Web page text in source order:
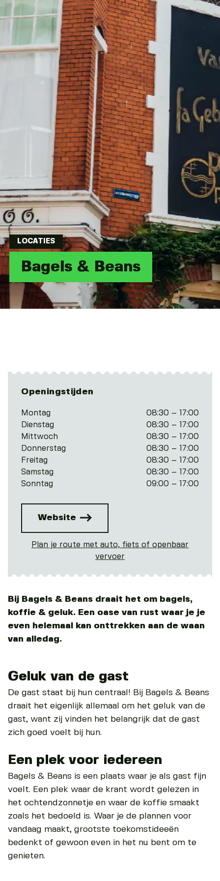
LOCATIES
Bagels & Beans
Openingstijden
Montag
08:30 – 17:00
Dienstag
08:30 – 17:00
Mittwoch
08:30 – 17:00
Donnerstag
08:30 – 17:00
Freitag
08:30 – 17:00
Samstag
08:30 – 17:00
Sonntag
09:00 – 17:00
Website
Plan je route met auto, fiets of openbaar
vervoer
Bij Bagels & Beans draait het om bagels,
koffie & geluk. Een oase van rust waar je je
even helemaal kan onttrekken aan de waan
van alledag.
Geluk van de gast
De gast staat bij hun centraal! Bij Bagels & Beans
draait het eigenlijk allemaal om het geluk van de
gast, want zij vinden het belangrijk dat de gast
zich goed voelt bij hun.
Een plek voor iedereen
Bagels & Beans is een plaats waar je als gast fijn
voelt. Een plek waar de krant wordt gelezen in
het ochtendzonnetje en waar de koffie smaakt
zoals het bedoeld is. Waar je de plannen voor
vandaag maakt, grootste toekomstideeën
bedenkt of gewoon even in het nu bent om te
genieten.